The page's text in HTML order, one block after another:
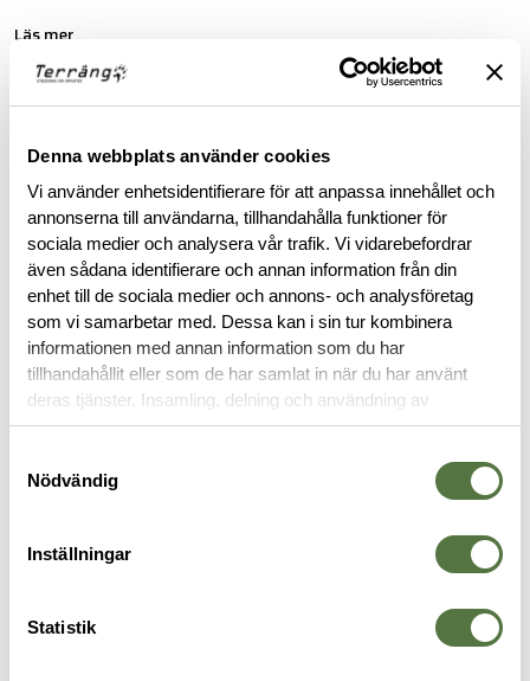
Denna webbplats använder cookies
Vi använder enhetsidentifierare för att anpassa innehållet och
annonserna till användarna, tillhandahålla funktioner för
sociala medier och analysera vår trafik. Vi vidarebefordrar
även sådana identifierare och annan information från din
enhet till de sociala medier och annons- och analysföretag
som vi samarbetar med. Dessa kan i sin tur kombinera
informationen med annan information som du har
tillhandahållit eller som de har samlat in när du har använt
deras tjänster. Insamling, delning och användning av
personuppgifter kan användas för personalisering av
Nödvändig
Inställningar
Statistik
Läs mer
FINNS I FÖLJANDE FÄRGER
BESKRIVNING
RECENSIONER
VAPENTILLBEHÖR